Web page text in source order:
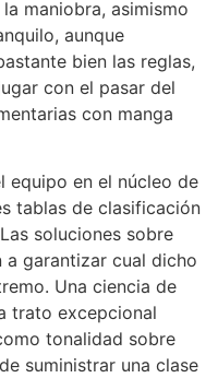
maniobra, asimismo
aunque
bien las reglas,
con el pasar del
con manga
equipo en el núcleo de
tablas de clasificación
soluciones sobre
garantizar cual dicho
Una ciencia de
trato excepcional
tonalidad sobre
suministrar una clase